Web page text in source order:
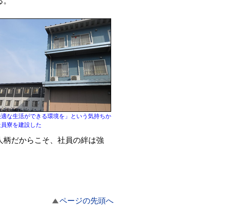
適な生活ができる環境を」という気持ちか
員寮を建設した
だからこそ、社員の絆は強
ページの先頭へ